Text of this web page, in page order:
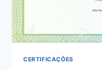
CERTIFICAÇÕES